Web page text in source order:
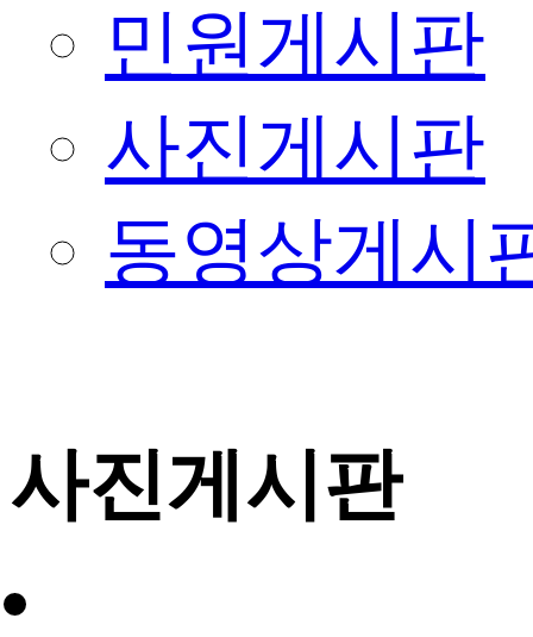
민원게시판
사진게시판
동영상게시
사진게시판